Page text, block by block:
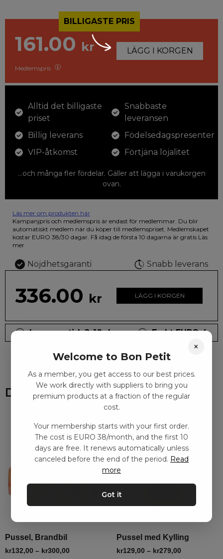
BILLIGASTE PRIS
161.00 kr
Medlemspris
LÄGG I KORGEN
Alltid det billigaste
priset
Billig leverans
VIP-åtkomst
Snabbaste
leveransen
Födelsedagspresenter
Förtjäna lojalitet
...och många fler fördelar. Gäller att lägga i varukorgen
ovan.
Läs mer om produkten här
12 färgpennor som du kan färglägga dina teckningar med. På
illustrationen på den vackra askan finns fjärilar i vilda fluorescerande
färger.
Kampanjpris och medlemspris är endast för medlemmar. Du blir
automatiskt medlem när du köper till medlemspriset. Medlemskapet
kostar EURO 38/30 dagar. Få idag de första 10 dagarna är gratis Läs
mer
Nöjdhetsgaranti Snabb leverans
336.00 kr LÄGG I KORGEN
Leveranstid: 2-10 dagar Frakt EURO 4
Du kanske också gillar
Pussel, Brandbil
kr132,00 – kr300,00
Pussel med Kylling
kr129,00 – kr279,00
×
Welcome to Bon Petit
As a member, you get access to our best prices.
We work directly with suppliers to bring you
premium products at a fraction of the regular
cost.
Your membership starts with your first order.
The cost is EURO 38/month, and the first 10
days are free. It renews automatically unless
canceled before the end of the period. Read
more
Got it